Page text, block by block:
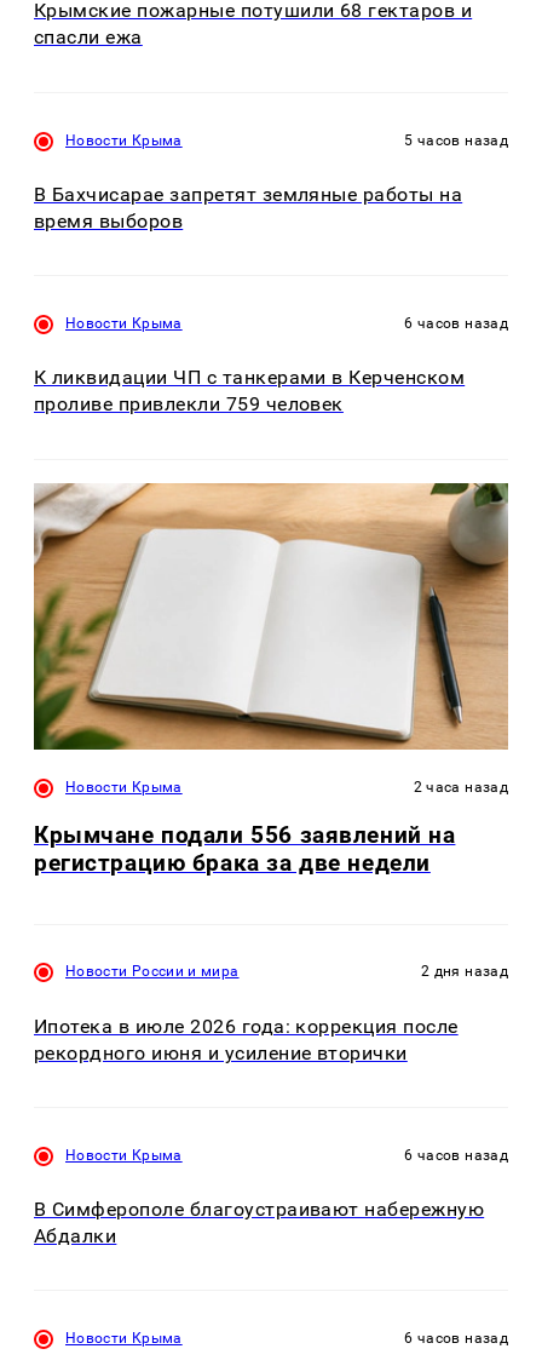
Крымские пожарные потушили 68 гектаров и
спасли ежа
Новости Крыма 5 часов назад
В Бахчисарае запретят земляные работы на
время выборов
Новости Крыма 6 часов назад
К ликвидации ЧП с танкерами в Керченском
проливе привлекли 759 человек
Новости Крыма 2 часа назад
Крымчане подали 556 заявлений на
регистрацию брака за две недели
Новости России и мира 2 дня назад
Ипотека в июле 2026 года: коррекция после
рекордного июня и усиление вторички
Новости Крыма 6 часов назад
В Симферополе благоустраивают набережную
Абдалки
Новости Крыма 6 часов назад